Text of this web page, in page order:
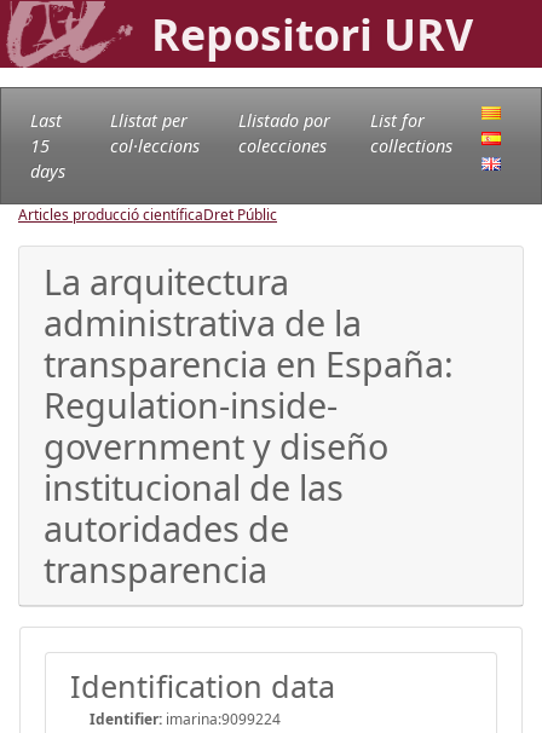
Repositori URV
Last
15
days
Llistat per
col·leccions
Llistado por
colecciones
List for
collections
Articles producció científicaDret Públic
La arquitectura
administrativa de la
transparencia en España:
Regulation-inside-
government y diseño
institucional de las
autoridades de
transparencia
Identification data
Identifier: imarina:9099224